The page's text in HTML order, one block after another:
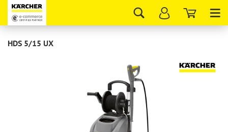
HDS 5/15 UX